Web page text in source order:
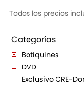
Todos los precios
Categorías
Botiquines
DVD
Exclusivo CRE-